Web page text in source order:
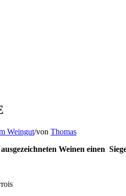
Weingut/von Thomas
Weinen einen